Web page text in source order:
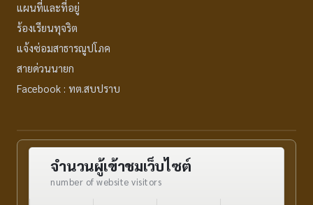
แผนที่และที่อยู่
ร้องเรียนทุจริต
แจ้งซ่อมสาธารณูปโภค
สายด่วนนายก
Facebook : ทต.สบปราบ
จำนวนผู้เข้าชมเว็บไซต์
number of website visitors